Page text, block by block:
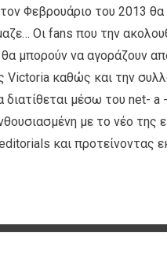
Φεβρουάριο του 2013 θα
Οι fans που την
μπορούν να αγοράζουν
Victoria καθώς και την
μέσω του net- a
με το νέο της
και προτείνοντας